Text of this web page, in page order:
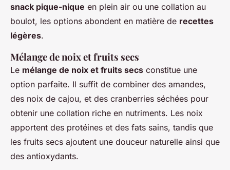
snack pique-nique en plein air ou une collation au
boulot, les options abondent en matière de recettes
légères.
Mélange de noix et fruits secs
Le mélange de noix et fruits secs constitue une
option parfaite. Il suffit de combiner des amandes,
des noix de cajou, et des cranberries séchées pour
obtenir une collation riche en nutriments. Les noix
apportent des protéines et des fats sains, tandis que
les fruits secs ajoutent une douceur naturelle ainsi que
des antioxydants.